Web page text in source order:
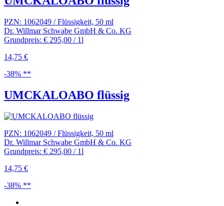
PZN: 1062049 / Flüssigkeit, 50 ml
Dr. Willmar Schwabe GmbH & Co. KG
Grundpreis: € 295,00 / 1l
14,75 €
-38% **
UMCKALOABO flüssig
PZN: 1062049 / Flüssigkeit, 50 ml
Dr. Willmar Schwabe GmbH & Co. KG
Grundpreis: € 295,00 / 1l
14,75 €
-38% **